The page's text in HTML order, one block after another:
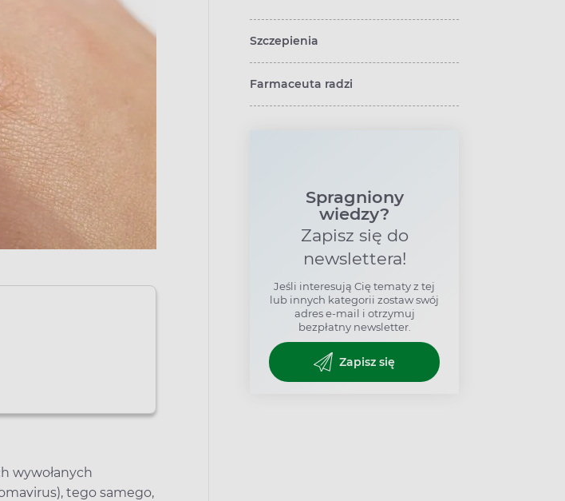
wywołanych
tego samego,
Szczepienia
Farmaceuta radzi
Spragniony
wiedzy?
Zapisz się do
newslettera!
Jeśli interesują Cię tematy z tej
lub innych kategorii zostaw swój
adres e-mail i otrzymuj
bezpłatny newsletter.
Zapisz się